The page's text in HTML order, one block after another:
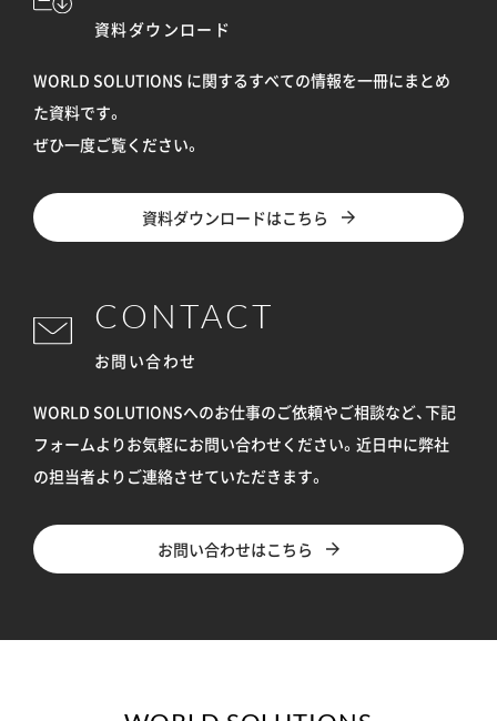
資料ダウンロード
WORLD SOLUTIONS に関するすべての情報を一冊にまとめ
た資料です。
ぜひ一度ご覧ください。
資料ダウンロードはこちら
CONTACT
お問い合わせ
WORLD SOLUTIONSへのお仕事のご依頼やご相談など、下記
フォームよりお気軽にお問い合わせください。 近日中に弊社
の担当者よりご連絡させていただきます。
お問い合わせはこちら